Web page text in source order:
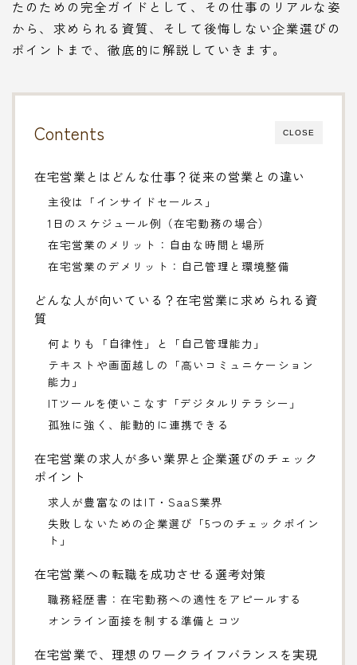
たのための完全ガイドとして、その仕事のリアルな姿
から、求められる資質、そして後悔しない企業選びの
ポイントまで、徹底的に解説していきます。
CLOSE
Contents
在宅営業とはどんな仕事？従来の営業との違い
主役は「インサイドセールス」
1日のスケジュール例（在宅勤務の場合）
在宅営業のメリット：自由な時間と場所
在宅営業のデメリット：自己管理と環境整備
どんな人が向いている？在宅営業に求められる資
質
何よりも「自律性」と「自己管理能力」
テキストや画面越しの「高いコミュニケーション
能力」
ITツールを使いこなす「デジタルリテラシー」
孤独に強く、能動的に連携できる
在宅営業の求人が多い業界と企業選びのチェック
ポイント
求人が豊富なのはIT・SaaS業界
失敗しないための企業選び「5つのチェックポイン
ト」
在宅営業への転職を成功させる選考対策
職務経歴書：在宅勤務への適性をアピールする
オンライン面接を制する準備とコツ
在宅営業で、理想のワークライフバランスを実現